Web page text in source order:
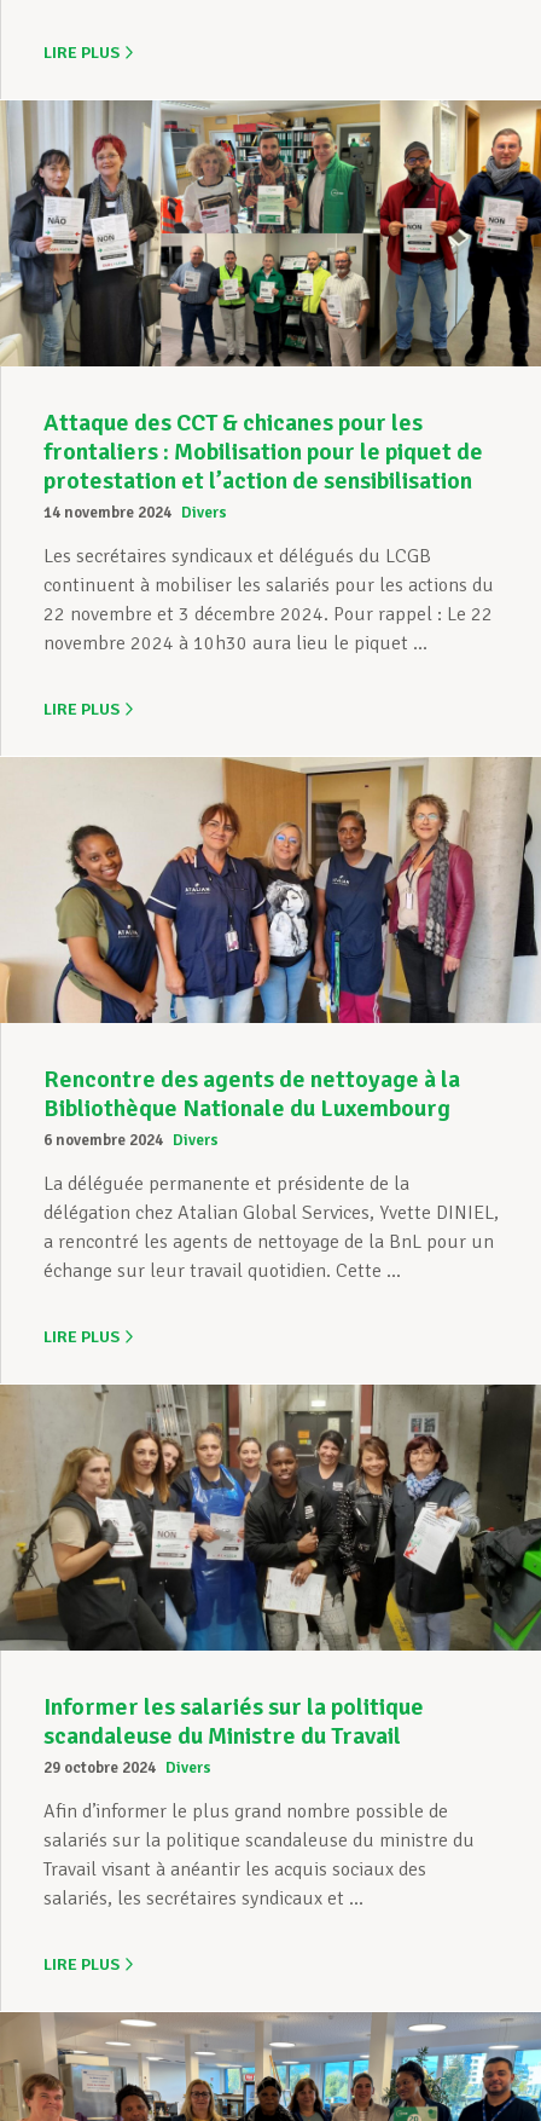
LIRE PLUS
Attaque des CCT & chicanes pour les
frontaliers : Mobilisation pour le piquet de
protestation et l’action de sensibilisation
14 novembre 2024 Divers
Les secrétaires syndicaux et délégués du LCGB
continuent à mobiliser les salariés pour les actions du
22 novembre et 3 décembre 2024. Pour rappel : Le 22
novembre 2024 à 10h30 aura lieu le piquet ...
LIRE PLUS
Rencontre des agents de nettoyage à la
Bibliothèque Nationale du Luxembourg
6 novembre 2024 Divers
La déléguée permanente et présidente de la
délégation chez Atalian Global Services, Yvette DINIEL,
a rencontré les agents de nettoyage de la BnL pour un
échange sur leur travail quotidien. Cette ...
LIRE PLUS
Informer les salariés sur la politique
scandaleuse du Ministre du Travail
29 octobre 2024 Divers
Afin d’informer le plus grand nombre possible de
salariés sur la politique scandaleuse du ministre du
Travail visant à anéantir les acquis sociaux des
salariés, les secrétaires syndicaux et ...
LIRE PLUS